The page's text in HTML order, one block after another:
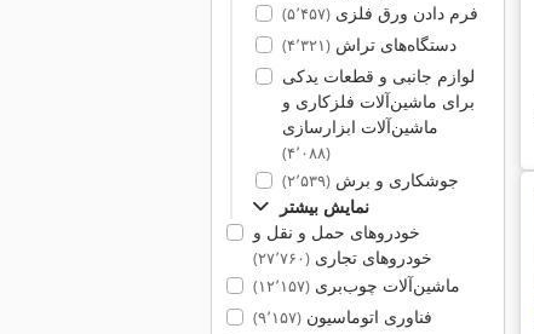
فرم دادن ورق فلزی(۵٬۴۵۷)
دستگاه‌های تراش(۴٬۳۲۱)
لوازم جانبی و قطعات یدکی
برای ماشین‌آلات فلزکاری و
ماشین‌آلات ابزارسازی
(۴٬۰۸۸)
جوشکاری و برش(۲٬۵۳۹)
نمایش بیشتر
خودروهای حمل و نقل و
خودروهای تجاری(۲۷٬۷۶۰)
ماشین‌آلات چوب‌بری(۱۲٬۱۵۷)
فناوری اتوماسیون(۹٬۱۵۷)